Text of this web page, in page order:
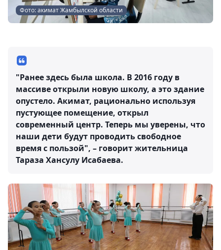
Фото: акимат Жамбылской области
"Ранее здесь была школа. В 2016 году в
массиве открыли новую школу, а это здание
опустело. Акимат, рационально используя
пустующее помещение, открыл
современный центр. Теперь мы уверены, что
наши дети будут проводить свободное
время с пользой", – говорит жительница
Тараза Хансулу Исабаева.